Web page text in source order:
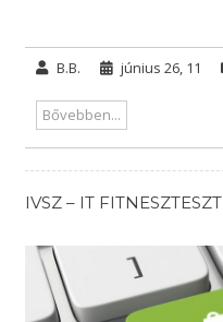
B.B. június 26, 11
Bővebben...
IVSZ – IT FITNESZTESZT